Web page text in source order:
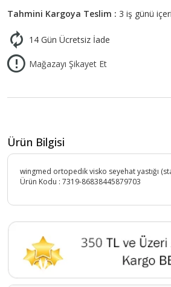
Tahmini Kargoya Teslim : 3 iş günü
14 Gün Ücretsiz İade
Mağazayı Şikayet Et
Ürün Bilgisi
wingmed ortopedik visko seyehat yastığı
Ürün Kodu : 7319-86838445879703